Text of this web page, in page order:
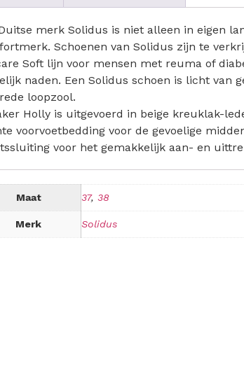
merk Solidus is niet alleen in eigen
Schoenen van Solidus zijn te
Soft lijn voor mensen met reuma of
naden. Een Solidus schoen is licht van
loopzool.
Holly is uitgevoerd in beige kreuklak-
voorvoetbedding voor de gevoelige
voor het gemakkelijk aan- en
Maat 37,38
Merk Solidus